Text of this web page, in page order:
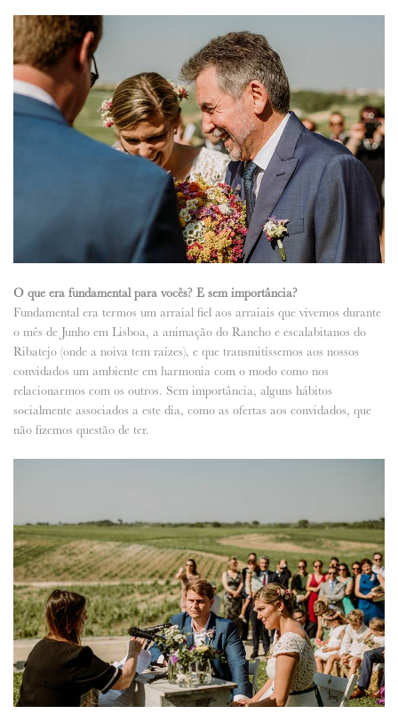
O que era fundamental para vocês? E sem importância?
Fundamental era termos um arraial fiel aos arraiais que vivemos durante
o mês de Junho em Lisboa, a animação do Rancho e escalabitanos do
Ribatejo (onde a noiva tem raízes), e que transmitíssemos aos nossos
convidados um ambiente em harmonia com o modo como nos
relacionarmos com os outros. Sem importância, alguns hábitos
socialmente associados a este dia, como as ofertas aos convidados, que
não fizemos questão de ter.